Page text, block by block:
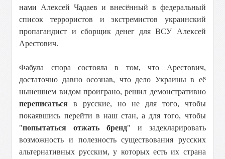
нами Алексей Чадаев и внесённый в федеральный
список террористов и экстремистов украинский
пропагандист и сборщик денег для ВСУ Алексей
Арестович.
Фабула спора состояла в том, что Арестович,
достаточно давно осознав, что дело Украины в её
нынешнем видом проиграно, решил демонстративно
переписаться в русские, но не для того, чтобы
покаявшись перейти в наш стан, а для того, чтобы
"попытаться отжать бренд" и задекларировать
возможность и полезность существования русских
альтернативных русским, у которых есть их страна